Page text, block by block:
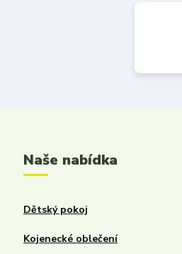
Naše nabídka
Dětský pokoj
Kojenecké oblečení